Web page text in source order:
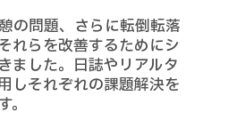
の問題、さらに転倒転落
れらを改善するためにシ
ました。日誌やリアルタ
しそれぞれの課題解決を